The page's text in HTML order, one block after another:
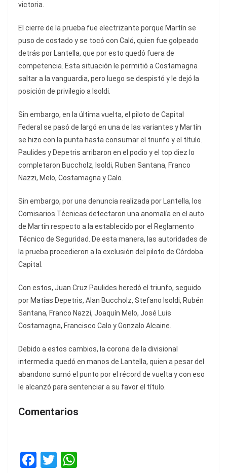
victoria.
El cierre de la prueba fue electrizante porque Martín se
puso de costado y se tocó con Caló, quien fue golpeado
detrás por Lantella, que por esto quedó fuera de
competencia. Esta situación le permitió a Costamagna
saltar a la vanguardia, pero luego se despistó y le dejó la
posición de privilegio a Isoldi.
Sin embargo, en la última vuelta, el piloto de Capital
Federal se pasó de largó en una de las variantes y Martín
se hizo con la punta hasta consumar el triunfo y el título.
Paulides y Depetris arribaron en el podio y el top diez lo
completaron Buccholz, Isoldi, Ruben Santana, Franco
Nazzi, Melo, Costamagna y Calo.
Sin embargo, por una denuncia realizada por Lantella, los
Comisarios Técnicas detectaron una anomalía en el auto
de Martín respecto a la establecido por el Reglamento
Técnico de Seguridad. De esta manera, las autoridades de
la prueba procedieron a la exclusión del piloto de Córdoba
Capital.
Con estos, Juan Cruz Paulides heredó el triunfo, seguido
por Matías Depetris, Alan Buccholz, Stefano Isoldi, Rubén
Santana, Franco Nazzi, Joaquín Melo, José Luis
Costamagna, Francisco Calo y Gonzalo Alcaine.
Debido a estos cambios, la corona de la divisional
intermedia quedó en manos de Lantella, quien a pesar del
abandono sumó el punto por el récord de vuelta y con eso
le alcanzó para sentenciar a su favor el título.
Comentarios
F T